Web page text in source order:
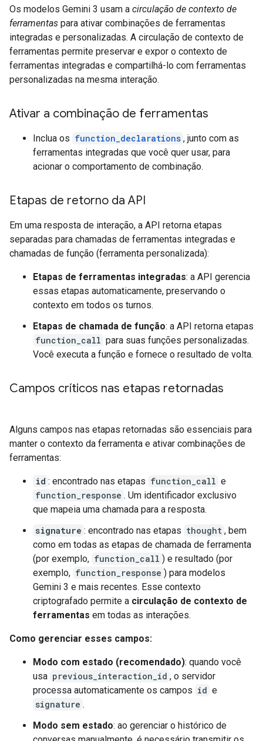
Os modelos Gemini 3 usam a circulação de contexto de
ferramentas para ativar combinações de ferramentas
integradas e personalizadas. A circulação de contexto de
ferramentas permite preservar e expor o contexto de
ferramentas integradas e compartilhá-lo com ferramentas
personalizadas na mesma interação.
Ativar a combinação de ferramentas
Inclua os function_declarations , junto com as
ferramentas integradas que você quer usar, para
acionar o comportamento de combinação.
Etapas de retorno da API
Em uma resposta de interação, a API retorna etapas
separadas para chamadas de ferramentas integradas e
chamadas de função (ferramenta personalizada):
Etapas de ferramentas integradas: a API gerencia
essas etapas automaticamente, preservando o
contexto em todos os turnos.
Etapas de chamada de função: a API retorna etapas
function_call para suas funções personalizadas.
Você executa a função e fornece o resultado de volta.
Campos críticos nas etapas retornadas
Alguns campos nas etapas retornadas são essenciais para
manter o contexto da ferramenta e ativar combinações de
ferramentas:
id : encontrado nas etapas function_call e
function_response . Um identificador exclusivo
que mapeia uma chamada para a resposta.
signature : encontrado nas etapas thought , bem
como em todas as etapas de chamada de ferramenta
(por exemplo, function_call ) e resultado (por
exemplo, function_response ) para modelos
Gemini 3 e mais recentes. Esse contexto
criptografado permite a circulação de contexto de
ferramentas em todas as interações.
Como gerenciar esses campos:
Modo com estado (recomendado): quando você
usa previous_interaction_id , o servidor
processa automaticamente os campos id e
signature .
Modo sem estado: ao gerenciar o histórico de